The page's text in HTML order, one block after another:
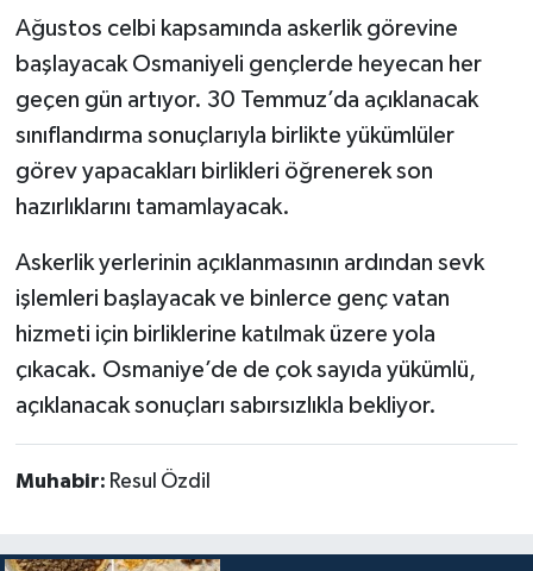
Ağustos celbi kapsamında askerlik görevine
başlayacak Osmaniyeli gençlerde heyecan her
geçen gün artıyor. 30 Temmuz’da açıklanacak
sınıflandırma sonuçlarıyla birlikte yükümlüler
görev yapacakları birlikleri öğrenerek son
hazırlıklarını tamamlayacak.
Askerlik yerlerinin açıklanmasının ardından sevk
işlemleri başlayacak ve binlerce genç vatan
hizmeti için birliklerine katılmak üzere yola
çıkacak. Osmaniye’de de çok sayıda yükümlü,
açıklanacak sonuçları sabırsızlıkla bekliyor.
Muhabir: Resul Özdil